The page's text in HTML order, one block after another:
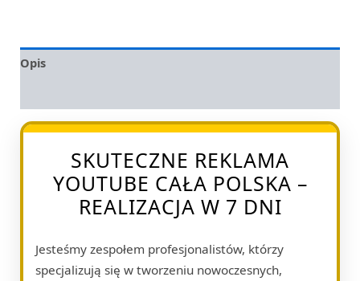
Opis
SKUTECZNE REKLAMA
YOUTUBE CAŁA POLSKA –
REALIZACJA W 7 DNI
Jesteśmy zespołem profesjonalistów, którzy
specjalizują się w tworzeniu nowoczesnych,